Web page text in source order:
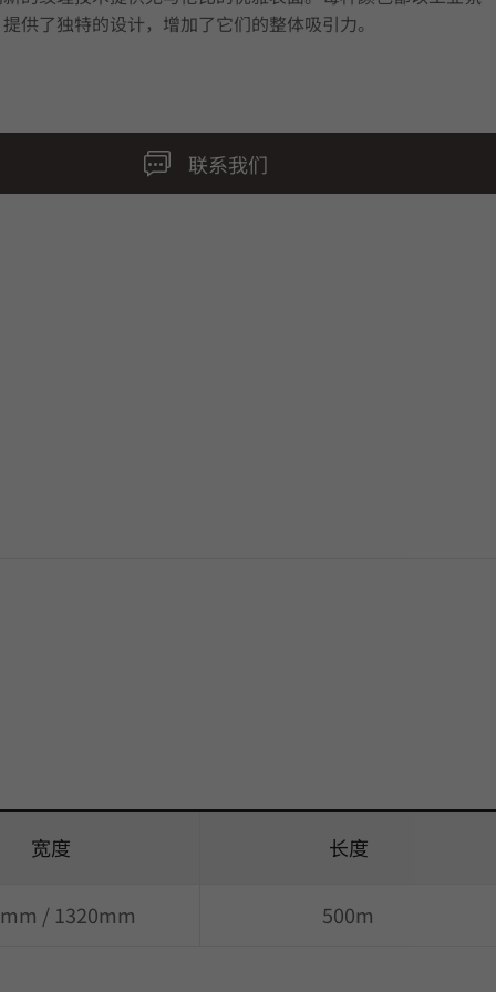
供了独特的设计，增加了它们的整体吸引力。
联系我们
宽度 长度
/ 1320mm 500m